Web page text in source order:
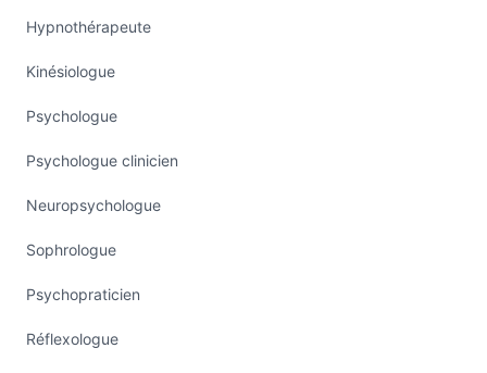
Hypnothérapeute
Kinésiologue
Psychologue
Psychologue clinicien
Neuropsychologue
Sophrologue
Psychopraticien
Réflexologue